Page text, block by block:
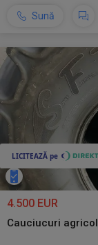
Sună
4.500 EUR
Cauciucuri